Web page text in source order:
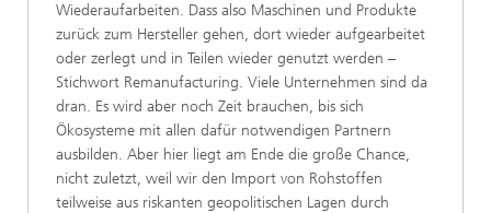
Wiederaufarbeiten. Dass also Maschinen und Produkte
zurück zum Hersteller gehen, dort wieder aufgearbeitet
oder zerlegt und in Teilen wieder genutzt werden –
Stichwort Remanufacturing. Viele Unternehmen sind da
dran. Es wird aber noch Zeit brauchen, bis sich
Ökosysteme mit allen dafür notwendigen Partnern
ausbilden. Aber hier liegt am Ende die große Chance,
nicht zuletzt, weil wir den Import von Rohstoffen
teilweise aus riskanten geopolitischen Lagen durch